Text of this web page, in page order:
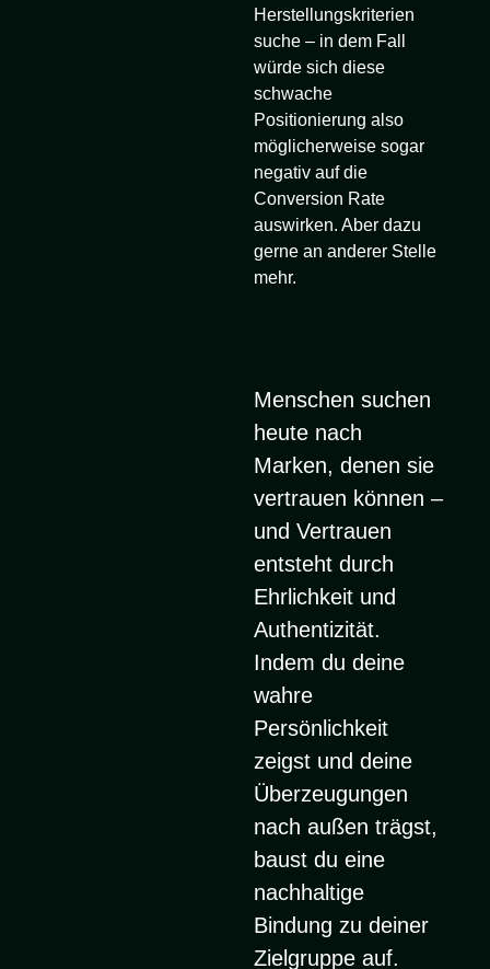
Herstellungskriterien
suche – in dem Fall
würde sich diese
schwache
Positionierung also
möglicherweise sogar
negativ auf die
Conversion Rate
auswirken. Aber dazu
gerne an anderer Stelle
mehr.
Menschen suchen
heute nach
Marken, denen sie
vertrauen können –
und Vertrauen
entsteht durch
Ehrlichkeit und
Authentizität.
Indem du deine
wahre
Persönlichkeit
zeigst und deine
Überzeugungen
nach außen trägst,
baust du eine
nachhaltige
Bindung zu deiner
Zielgruppe auf.